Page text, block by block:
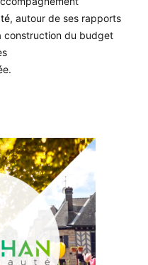
, autour de ses rapports
construction du budget